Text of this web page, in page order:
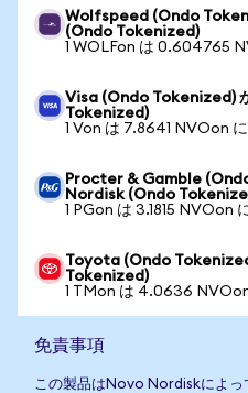
Wolfspeed (Ondo
(Ondo Tokenized)
1 WOLFon は 0.604765
Visa (Ondo Tokenized)
Tokenized)
1 Von は 7.8641 NVOon
Procter & Gamble
Nordisk (Ondo
1 PGon は 3.1815 NVOon
Toyota (Ondo
Tokenized)
1 TMon は 4.0636
免責事項
この製品はNovo Nordiskによっ